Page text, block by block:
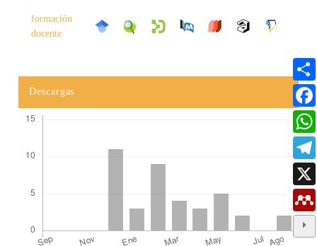
formación
docente
Descargas